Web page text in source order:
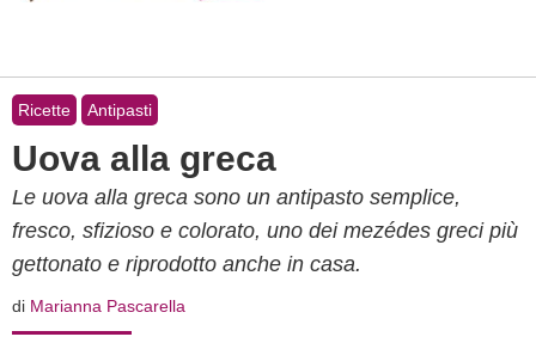
Ricette Antipasti
Uova alla greca
Le uova alla greca sono un antipasto semplice,
fresco, sfizioso e colorato, uno dei mezédes greci più
gettonato e riprodotto anche in casa.
di Marianna Pascarella